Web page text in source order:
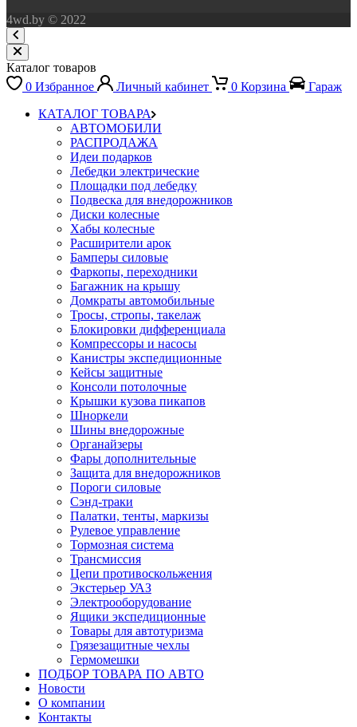
4wd.by © 2022
Каталог товаров
0 Избранное Личный кабинет 0 Корзина
Гараж
КАТАЛОГ ТОВАРА
АВТОМОБИЛИ
РАСПРОДАЖА
Идеи подарков
Лебедки электрические
Площадки под лебедку
Подвеска для внедорожников
Диски колесные
Хабы колесные
Расширители арок
Бамперы силовые
Фаркопы, переходники
Багажник на крышу
Домкраты автомобильные
Тросы, стропы, такелаж
Блокировки дифференциала
Компрессоры и насосы
Канистры экспедиционные
Кейсы защитные
Консоли потолочные
Крышки кузова пикапов
Шноркели
Шины внедорожные
Органайзеры
Фары дополнительные
Защита для внедорожников
Пороги силовые
Сэнд-траки
Палатки, тенты, маркизы
Рулевое управление
Тормозная система
Трансмиссия
Цепи противоскольжения
Экстерьер УАЗ
Электрооборудование
Ящики экспедиционные
Товары для автотуризма
Грязезащитные чехлы
Гермомешки
ПОДБОР ТОВАРА ПО АВТО
Новости
О компании
Контакты